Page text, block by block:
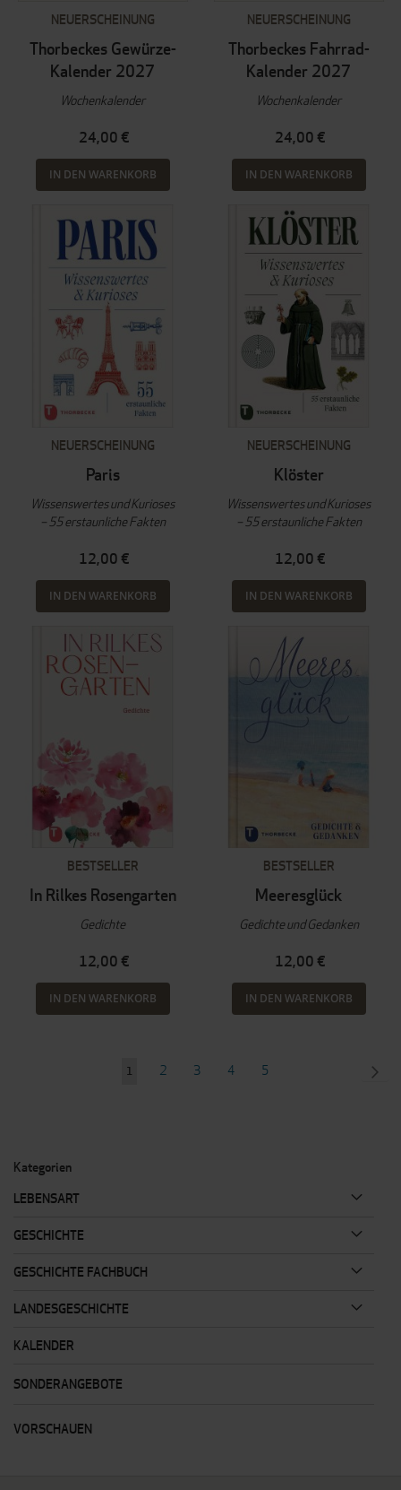
NEUERSCHEINUNG
Thorbeckes Gewürze-
Kalender 2027
Wochenkalender
24,00 €
IN DEN WARENKORB
NEUERSCHEINUNG
Thorbeckes Fahrrad-
Kalender 2027
Wochenkalender
24,00 €
IN DEN WARENKORB
NEUERSCHEINUNG
Paris
Wissenswertes und Kurioses
– 55 erstaunliche Fakten
12,00 €
IN DEN WARENKORB
NEUERSCHEINUNG
Klöster
Wissenswertes und Kurioses
– 55 erstaunliche Fakten
12,00 €
IN DEN WARENKORB
BESTSELLER
In Rilkes Rosengarten
Gedichte
12,00 €
IN DEN WARENKORB
BESTSELLER
Meeresglück
Gedichte und Gedanken
12,00 €
IN DEN WARENKORB
Sie
1 Seite
2 Seite
3 Seite
4 Seite
5
Kategorien
LEBENSART
GESCHICHTE
GESCHICHTE FACHBUCH
LANDESGESCHICHTE
KALENDER
SONDERANGEBOTE
VORSCHAUEN